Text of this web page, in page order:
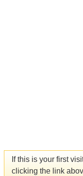
If this is your first
clicking the link